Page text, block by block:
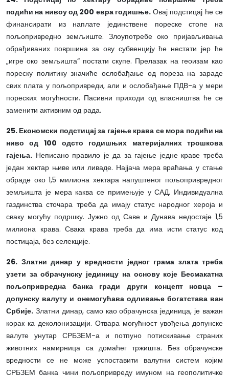
подићи на нивоу од 200 евра годишње.Овај подстицај ће се
финансирати из наплате јединствене пореске стопе на
пољопривредно земљиште. Злоупотребе око пријављивања
обрађиваних површина за ову субвенцију ће нестати јер ће
„игре око земљишта“ постати скупе. Прелазак на геоизам као
пореску политику значиће ослобађање од пореза на зараде
свих плата у пољопривреди, али и ослобађање ПДВ-а у мери
пореских могућности. Пасивни приходи од власништва ће се
заменити активним од рада.
25. Економски подстицај за гајење крава се мора подићи на
ниво од 100 одсто годишњих материјалних трошкова
гајења. Неписано правило је да за гајење једне краве треба
један хектар њиве или ливаде. Најјача мера враћања у стање
обраде око 1,5 милиона хектара напуштеног пољопривредног
земљишта је мера каква се примењује у САД. Индивидуална
газдинства сточара треба да имају статус народног хероја и
сваку могућу подршку. Јужно од Саве и Дунава недостаје 1,5
милиона крава. Свака крава треба да има исти статус код
постицаја, без селекције.
26. Златни динар у вредности једног грама злата треба
узети за обрачунску јединицу на основу које Бесмакатна
пољопривредна банка гради други концепт новца –
допунску валуту и онемогућава одливање богатстава ван
Србије. Златни динар, само као обрачунска јединица, је важан
корак ка деколонизацији. Отвара могућност увођења допунске
валуте унутар СРБЗЕМ-а и потпуно потискивање страних
животних намирница са домаћег тржишта. Без обрачунске
вредности се не може успоставити валутни систем којим
СРБЗЕМ банка чини пољопривреду имуном на геополитичке